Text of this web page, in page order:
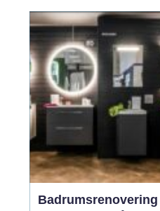
konstruktionen från fukt,
mögel och onödigt dyra
skador. Många
villaägare i Jönköping
ställer sig därför frågan:
n...
Badrumsrenovering